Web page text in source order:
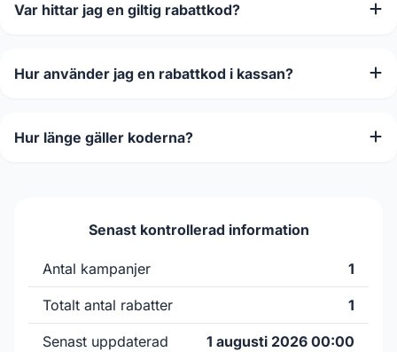
Var hittar jag en giltig rabattkod?
Hur använder jag en rabattkod i kassan?
Hur länge gäller koderna?
Senast kontrollerad information
Antal kampanjer 1
Totalt antal rabatter 1
Senast uppdaterad 1 augusti 2026 00:00